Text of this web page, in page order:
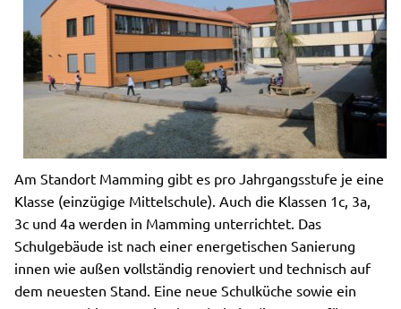
Am Standort Mamming gibt es pro Jahrgangsstufe je eine
Klasse (einzügige Mittelschule). Auch die Klassen 1c, 3a,
3c und 4a werden in Mamming unterrichtet. Das
Schulgebäude ist nach einer energetischen Sanierung
innen wie außen vollständig renoviert und technisch auf
dem neuesten Stand. Eine neue Schulküche sowie ein